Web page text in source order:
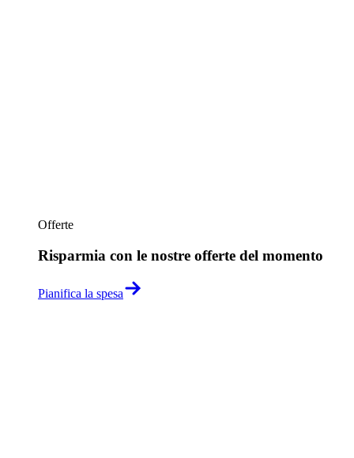
Offerte
Risparmia con le nostre offerte del momento
Pianifica la spesa